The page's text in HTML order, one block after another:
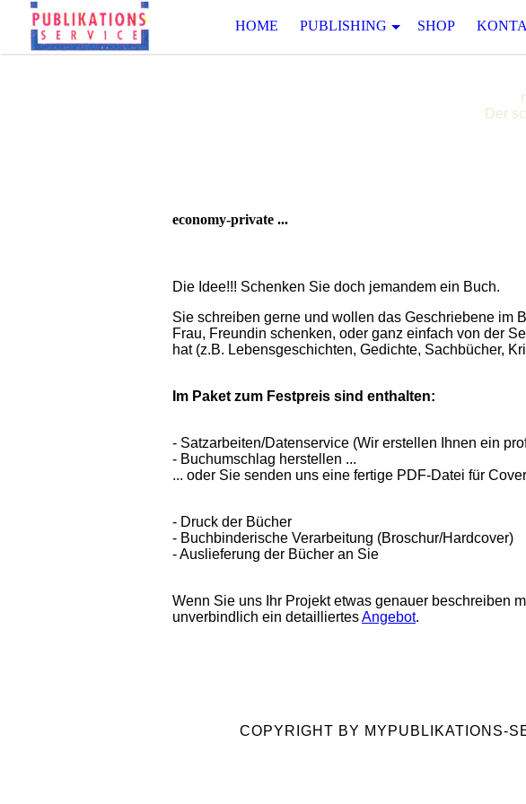
HOME PUBLISHING SHOP
Der
economy-private ...
Die Idee!!! Schenken Sie doch jemandem ein Buch.
Sie schreiben gerne und wollen das Geschriebene im
Frau, Freundin schenken, oder ganz einfach von der
hat (z.B. Lebensgeschichten, Gedichte, Sachbücher,
Im Paket zum Festpreis sind enthalten:
- Satzarbeiten/Datenservice (Wir erstellen Ihnen ein
- Buchumschlag herstellen ...
... oder Sie senden uns eine fertige PDF-Datei für
- Druck der Bücher
- Buchbinderische Verarbeitung (Broschur/Hardcover)
- Auslieferung der Bücher an Sie
Wenn Sie uns Ihr Projekt etwas genauer beschreiben
unverbindlich ein detailliertesAngebot.
COPYRIGHT BY MYPUBLIKATIONS-